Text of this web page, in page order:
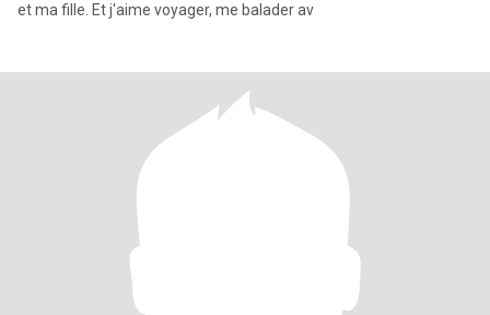
et ma fille. Et j'aime voyager, me balader av